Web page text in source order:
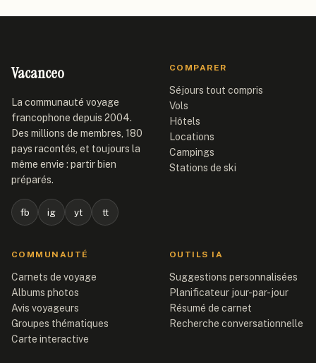
Vacanceo
La communauté voyage
francophone depuis 2004.
Des millions de membres, 180
pays racontés, et toujours la
même envie : partir bien
préparés.
fb ig yt tt
COMPARER
Séjours tout compris
Vols
Hôtels
Locations
Campings
Stations de ski
COMMUNAUTÉ
Carnets de voyage
Albums photos
Avis voyageurs
Groupes thématiques
Carte interactive
OUTILS IA
Suggestions personnalisées
Planificateur jour-par-jour
Résumé de carnet
Recherche conversationnelle